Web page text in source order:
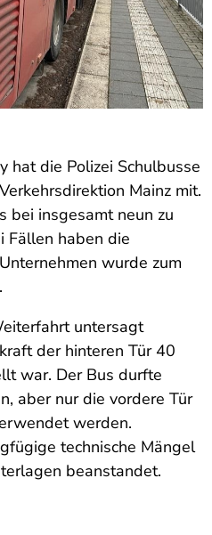
hat die Polizei Schulbusse
Mainz mit.
bei insgesamt neun zu
Fällen haben die
wurde zum
untersagt
der hinteren Tür 40
war. Der Bus durfte
aber nur die vordere Tür
werden.
technische Mängel
beanstandet.